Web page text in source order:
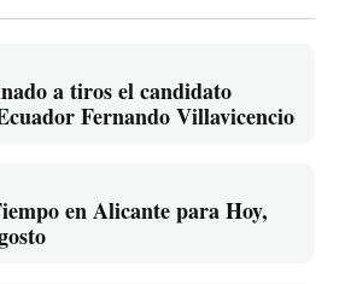
a tiros el candidato
Fernando Villavicencio
en Alicante para Hoy,